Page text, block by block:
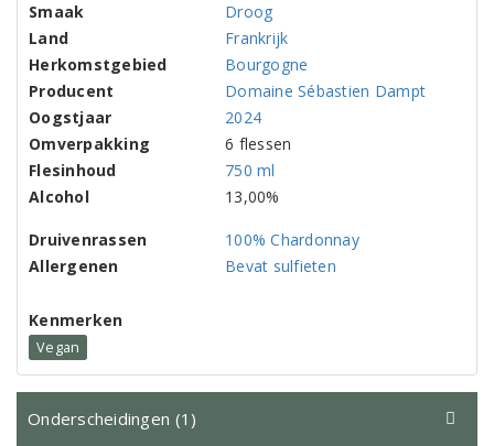
Smaak
Droog
Land
Frankrijk
Herkomstgebied
Bourgogne
Producent
Domaine Sébastien Dampt
Oogstjaar
2024
Omverpakking
6 flessen
Flesinhoud
750 ml
Alcohol
13,00%
Druivenrassen
100% Chardonnay
Allergenen
Bevat sulfieten
Kenmerken
Vegan
Onderscheidingen (1)